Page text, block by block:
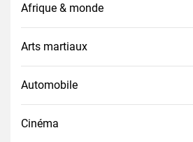
Afrique & monde
Arts martiaux
Automobile
Cinéma